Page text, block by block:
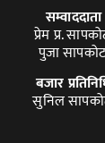
सम्वाददाता
प्रेम प्र.
पुजा
बजार
सुनिल